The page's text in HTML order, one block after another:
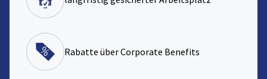
Rabatte über Corporate Benefits